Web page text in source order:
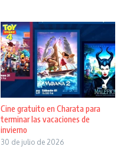
Cine gratuito en Charata para
terminar las vacaciones de
invierno
30 de julio de 2026